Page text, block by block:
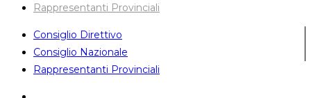
Rappresentanti Provinciali
Consiglio Direttivo
Consiglio Nazionale
Rappresentanti Provinciali